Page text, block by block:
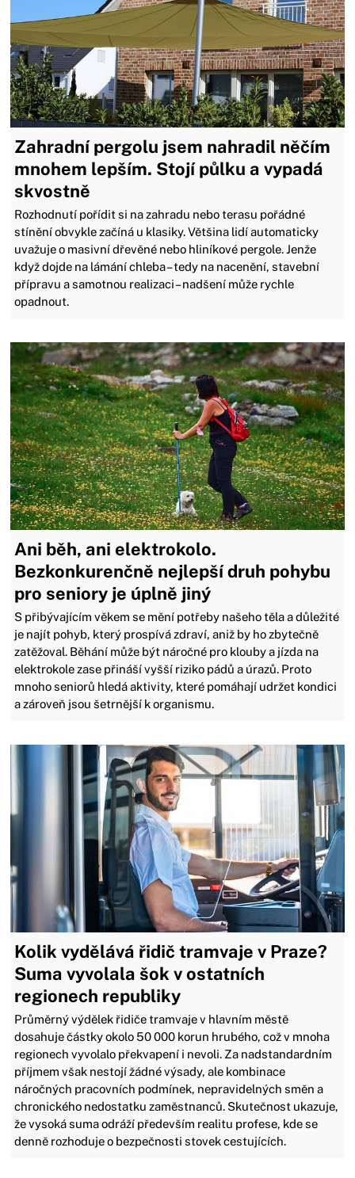
Zahradní pergolu jsem nahradil něčím
mnohem lepším. Stojí půlku a vypadá
skvostně
Rozhodnutí pořídit si na zahradu nebo terasu pořádné
stínění obvykle začíná u klasiky. Většina lidí automaticky
uvažuje o masivní dřevěné nebo hliníkové pergole. Jenže
když dojde na lámání chleba – tedy na nacenění, stavební
přípravu a samotnou realizaci – nadšení může rychle
opadnout.
Ani běh, ani elektrokolo.
Bezkonkurenčně nejlepší druh pohybu
pro seniory je úplně jiný
S přibývajícím věkem se mění potřeby našeho těla a důležité
je najít pohyb, který prospívá zdraví, aniž by ho zbytečně
zatěžoval. Běhání může být náročné pro klouby a jízda na
elektrokole zase přináší vyšší riziko pádů a úrazů. Proto
mnoho seniorů hledá aktivity, které pomáhají udržet kondici
a zároveň jsou šetrnější k organismu.
Kolik vydělává řidič tramvaje v Praze?
Suma vyvolala šok v ostatních
regionech republiky
Průměrný výdělek řidiče tramvaje v hlavním městě
dosahuje částky okolo 50 000 korun hrubého, což v mnoha
regionech vyvolalo překvapení i nevoli. Za nadstandardním
příjmem však nestojí žádné výsady, ale kombinace
náročných pracovních podmínek, nepravidelných směn a
chronického nedostatku zaměstnanců. Skutečnost ukazuje,
že vysoká suma odráží především realitu profese, kde se
denně rozhoduje o bezpečnosti stovek cestujících.